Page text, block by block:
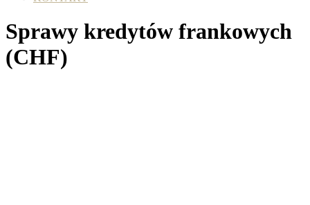
Sprawy kredytów frankowych
(CHF)